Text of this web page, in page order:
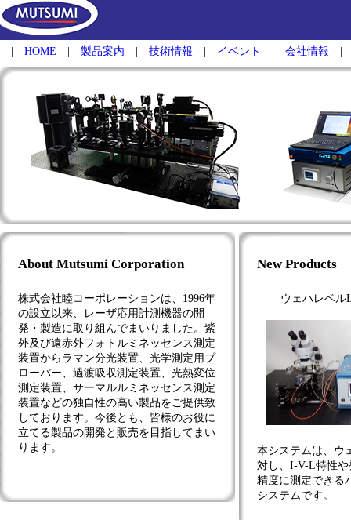
HOME 製品案内 技術情報 イベント 会社情報
About Mutsumi Corporation
株式会社睦コーポレーションは、1996年
の設立以来、レーザ応用計測機器の開
発・製造に取り組んでまいりました。紫
外及び遠赤外フォトルミネッセンス測定
装置からラマン分光装置、光学測定用プ
ローバー、過渡吸収測定装置、光熱変位
測定装置、サーマルルミネッセンス測定
装置などの独自性の高い製品をご提供致
しております。今後とも、皆様のお役に
立てる製品の開発と販売を目指してまい
ります。
New Products
ウェハレベ
本システムは、ウ
対し、I-V-L特性
精度に測定できる
システムです。